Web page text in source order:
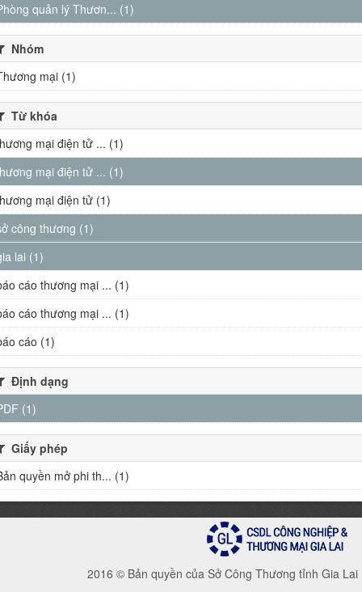
quản lý Thươn... (1)
Nhóm
mại (1)
Từ khóa
mại điện tử ... (1)
mại điện tử ... (1)
mại điện tử (1)
công thương (1)
lai (1)
cáo thương mại ... (1)
cáo thương mại ... (1)
cáo (1)
Định dạng
(1)
Giấy phép
quyền mở phi th... (1)
2016 © Bản quyền của Sở Công Thương tỉnh Gia Lai